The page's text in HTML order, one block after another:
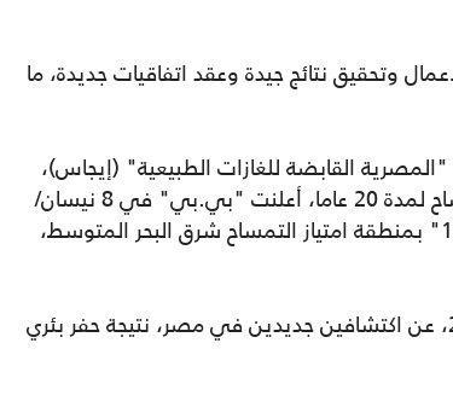
وتحقيق نتائج جيدة وعقد اتفاقيات جديدة، ما
القابضة للغازات الطبيعية" (إيجاس)،
و"بي.بي"، في تموز/يوليو 2025، لتجديد امتياز التمساح لمدة 20 عاما، أعلنت "بي.بي" في 8 نيسان/
أبريل الماضي، اكتشاف حقل الغاز الجديد "دنيس غرب 1" بمنطقة امتياز التمساح شرق البحر المتوسط،
وأسفرت أعمال "بي.بي" في النصف الأول من 2025، عن اكتشافين جديدين في مصر، نتيجة حفر بئري